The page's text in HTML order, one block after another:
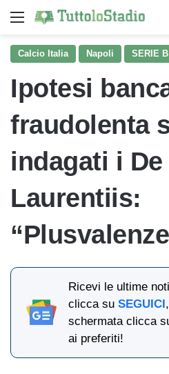
Menu
Calcio Italia Napoli SERIE B
Ipotesi
fraudolenta
indagati i De
Laurentiis:
Ricevi le ultime
clicca suSEGUICI
schermata clicca
ai preferiti!